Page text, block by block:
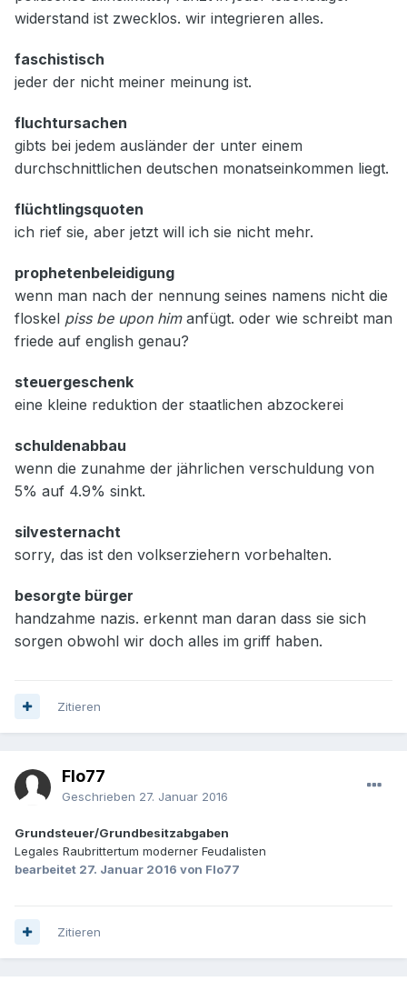
widerstand ist zwecklos. wir integrieren alles.
faschistisch
jeder der nicht meiner meinung ist.
fluchtursachen
gibts bei jedem ausländer der unter einem
durchschnittlichen deutschen monatseinkommen liegt.
flüchtlingsquoten
ich rief sie, aber jetzt will ich sie nicht mehr.
prophetenbeleidigung
wenn man nach der nennung seines namens nicht die
floskel piss be upon himanfügt. oder wie schreibt man
friede auf english genau?
steuergeschenk
eine kleine reduktion der staatlichen abzockerei
schuldenabbau
wenn die zunahme der jährlichen verschuldung von
5% auf 4.9% sinkt.
silvesternacht
sorry, das ist den volkserziehern vorbehalten.
besorgte bürger
handzahme nazis. erkennt man daran dass sie sich
sorgen obwohl wir doch alles im griff haben.
Zitieren
Flo77
Geschrieben 27. Januar 2016
Grundsteuer/Grundbesitzabgaben
Legales Raubrittertum moderner Feudalisten
bearbeitet 27. Januar 2016 von Flo77
Zitieren